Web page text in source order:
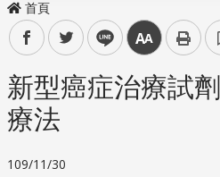
首頁
facebooktwitter line 中
新型癌症治療試
療法
109/11/30